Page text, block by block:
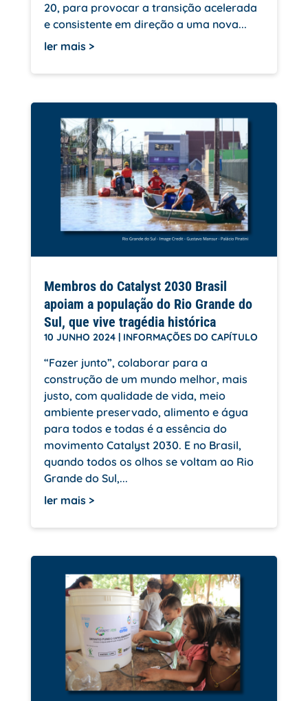
20, para provocar a transição acelerada
e consistente em direção a uma nova...
ler mais
Membros do Catalyst 2030 Brasil
apoiam a população do Rio Grande do
Sul, que vive tragédia histórica
10 JUNHO 2024| INFORMAÇÕES DO CAPÍTULO
“Fazer junto”, colaborar para a
construção de um mundo melhor, mais
justo, com qualidade de vida, meio
ambiente preservado, alimento e água
para todos e todas é a essência do
movimento Catalyst 2030. E no Brasil,
quando todos os olhos se voltam ao Rio
Grande do Sul,...
ler mais